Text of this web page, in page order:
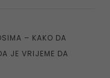
– KAKO DA
JE VRIJEME DA